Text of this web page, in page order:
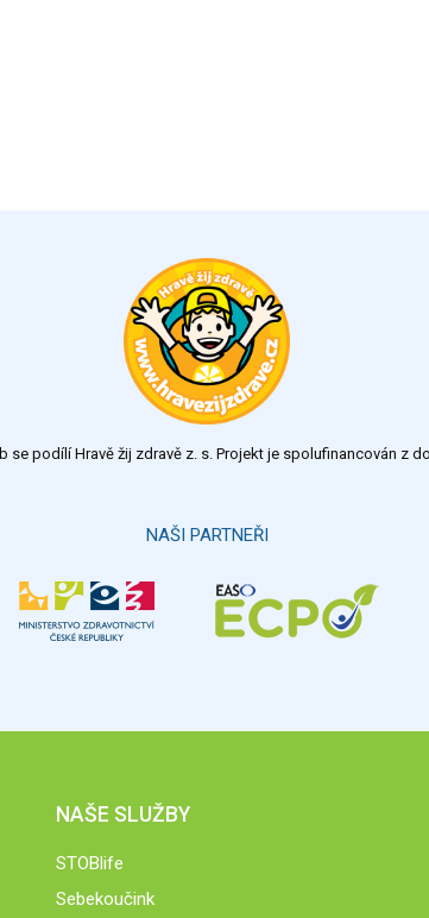
se podílí Hravě žij zdravě z. s. Projekt je spolufinancován z
NAŠI PARTNEŘI
NAŠE SLUŽBY
STOBlife
Sebekoučink